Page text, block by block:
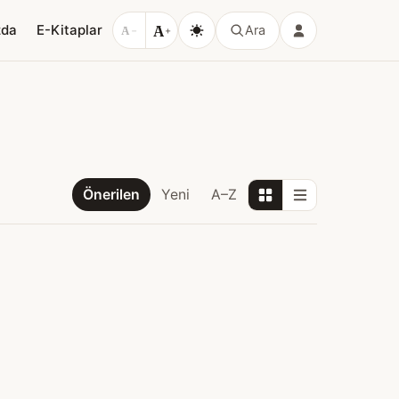
E-Kitaplar A − A+ Ara
Önerilen Yeni A–Z